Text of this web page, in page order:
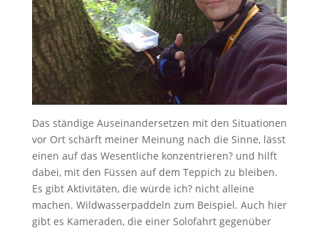
Das ständige Auseinandersetzen mit den Situationen
vor Ort schärft meiner Meinung nach die Sinne, lässt
einen auf das Wesentliche konzentrieren? und hilft
dabei, mit den Füssen auf dem Teppich zu bleiben.
Es gibt Aktivitäten, die würde ich? nicht alleine
machen. Wildwasserpaddeln zum Beispiel. Auch hier
gibt es Kameraden, die einer Solofahrt gegenüber